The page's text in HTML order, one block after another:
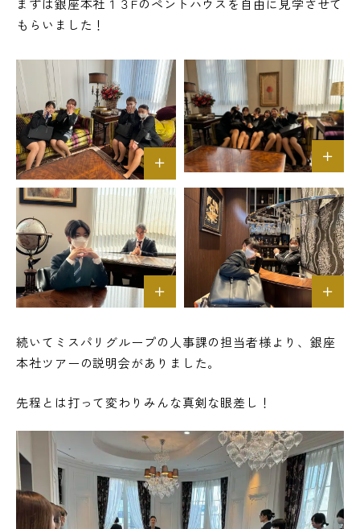
まずは銀座本社１３Fのペントハウスを自由に見学させて
もらいました！
続いてミスパリグループの人事課の担当者様より、銀座
本社ツアーの説明会がありました。
先程とは打って変わりみんな真剣な眼差し！